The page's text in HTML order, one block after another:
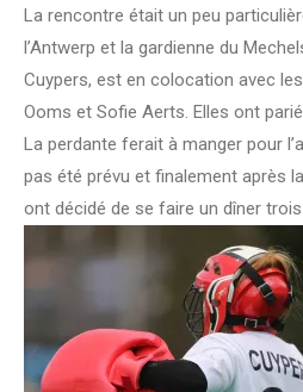
La rencontre était un peu
l’Antwerp et la gardienne du
Cuypers, est en colocation avec
Ooms et Sofie Aerts. Elles ont
La perdante ferait à manger pour
pas été prévu et finalement après
ont décidé de se faire un dîner